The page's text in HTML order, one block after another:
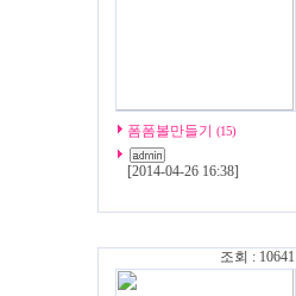
폼폼볼만들기 (15)
[2014-04-26 16:38]
조회 : 10641